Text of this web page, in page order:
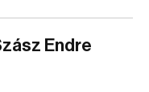
Endre